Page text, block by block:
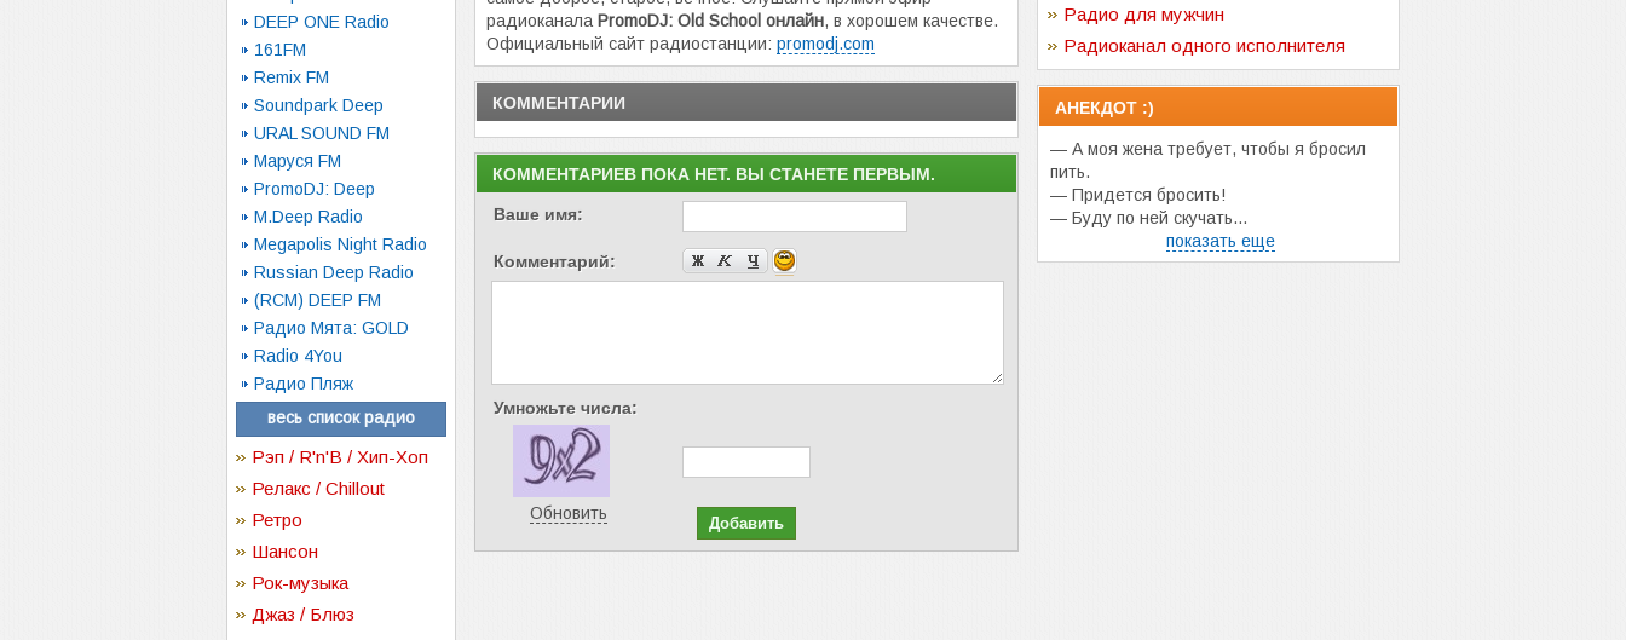
DEEP ONE Radio
161FM
Remix FM
Soundpark Deep
URAL SOUND FM
Маруся FM
PromoDJ: Deep
M.Deep Radio
Megapolis Night Radio
Russian Deep Radio
(RCM) DEEP FM
Радио Мята: GOLD
Radio 4You
Радио Пляж
весь список радио
Рэп / R'n'B / Хип-Хоп
Релакс / Chillout
Ретро
Шансон
Рок-музыка
Джаз / Блюз
радиоканала PromoDJ: Old School онлайн, в хорошем качестве.
Официальный сайт радиостанции: promodj.com
КОММЕНТАРИИ
КОММЕНТАРИЕВ ПОКА НЕТ. ВЫ СТАНЕТЕ ПЕРВЫМ.
Ваше имя:
Комментарий:
Умножьте числа:
Обновить
Радио для мужчин
Радиоканал одного исполнителя
АНЕКДОТ :)
— А моя жена требует, чтобы я бросил
пить.
— Придется бросить!
— Буду по ней скучать...
показать еще